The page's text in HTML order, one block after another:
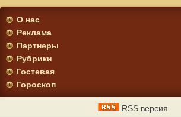
О нас
Реклама
Партнеры
Рубрики
Гостевая
Гороскоп
RSS версия